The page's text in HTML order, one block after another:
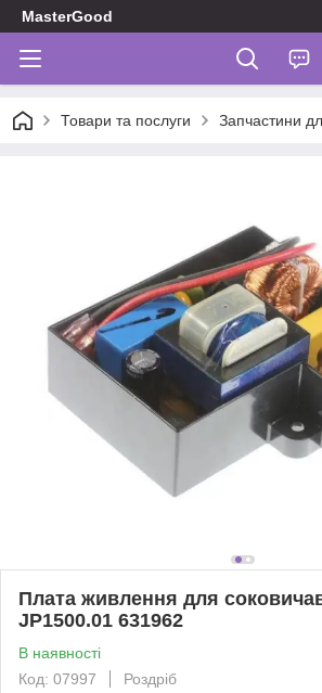
MasterGood
Товари та послуги Запчастини
Плата живлення для
JP1500.01 631962
В наявності
Код: 07997
Роздріб